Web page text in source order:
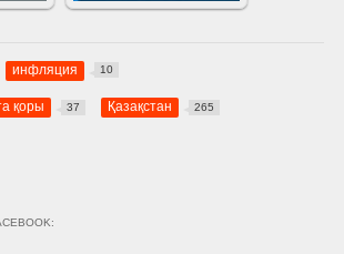
инфляция 10
қоры 37 Қазақстан 265